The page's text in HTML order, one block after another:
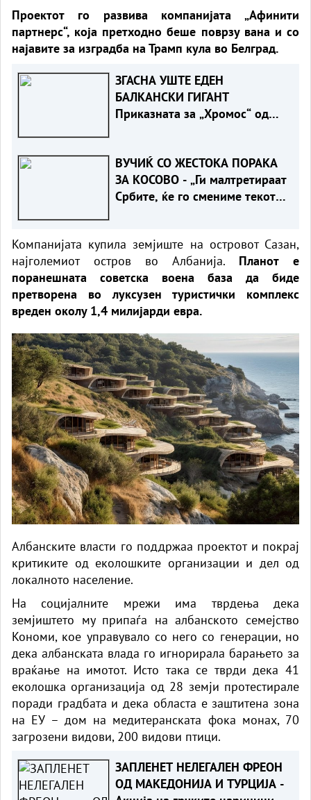
Проектот го развива компанијата „Афинити
партнерс“, која претходно беше поврзу вана и со
најавите за изградба на Трамп кула во Белград.
ЗГАСНА УШТЕ ЕДЕН
БАЛКАНСКИ ГИГАНТ
Приказната за „Хромос“ од
ВУЧИЌ СО ЖЕСТОКА ПОРАКА
ЗА КОСОВО - „Ги малтретираат
Србите, ќе го смениме текот
Компанијата купила земјиште на островот Сазан,
најголемиот остров во Албанија. Планот е
поранешната советска воена база да биде
претворена во луксузен туристички комплекс
вреден околу 1,4 милијарди евра.
Албанските власти го поддржаа проектот и покрај
критиките од еколошките организации и дел од
локалното население.
На социјалните мрежи има тврдења дека
земјиштето му припаѓа на албанското семејство
Кономи, кое управувало со него со генерации, но
дека албанската влада го игнорирала барањето за
враќање на имотот. Исто така се тврди дека 41
еколошка организација од 28 земји протестирале
поради градбата и дека областа е заштитена зона
на ЕУ – дом на медитеранската фока монах, 70
загрозени видови, 200 видови птици.
ЗАПЛЕНЕТ НЕЛЕГАЛЕН ФРЕОН
ОД МАКЕДОНИЈА И ТУРЦИЈА -